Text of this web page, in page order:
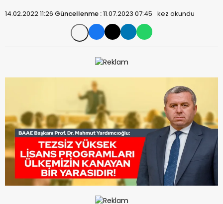
14.02.2022 11:26 Güncellenme :11.07.2023 07:45 kez okundu